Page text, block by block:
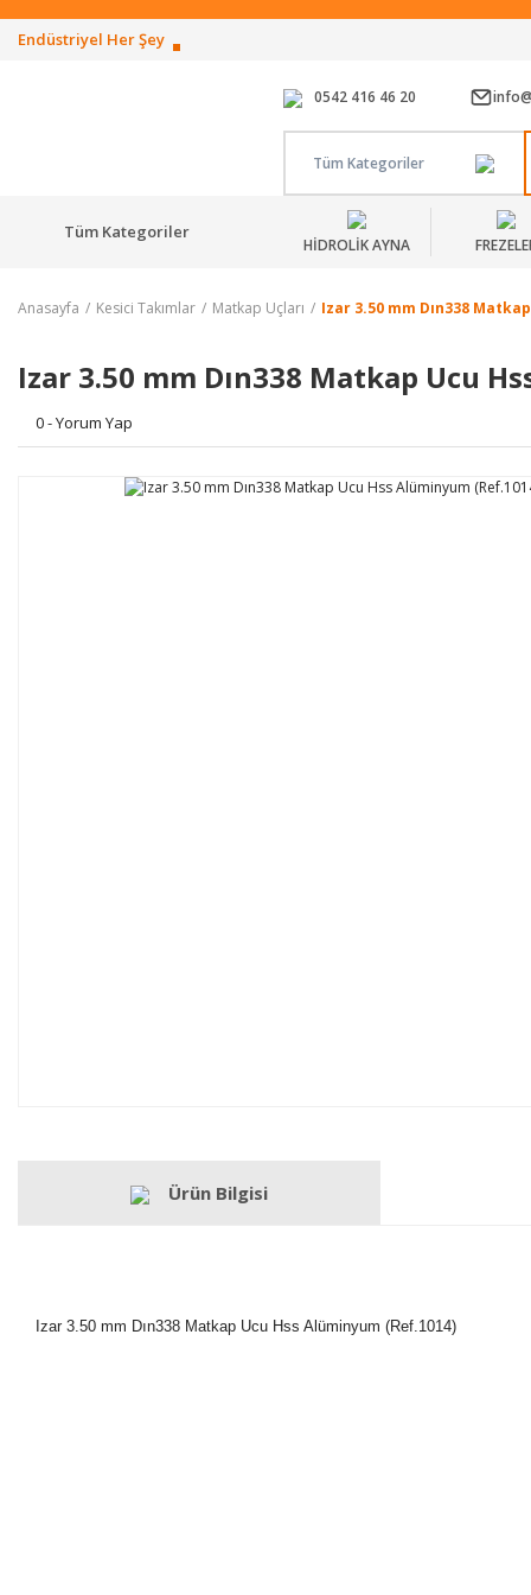
Endüstriyel Her Şey
0542 416 46 20
Tüm Kategoriler
Tüm Kategoriler
HİDROLİK AYNA
Anasayfa Kesici Takımlar Matkap Uçları Izar 3.50 mm Dın338
Izar 3.50 mm Dın338 Matkap Ucu
0 - Yorum Yap
Ürün Bilgisi
Izar 3.50 mm Dın338 Matkap Ucu Hss Alüminyum (Ref.1014)